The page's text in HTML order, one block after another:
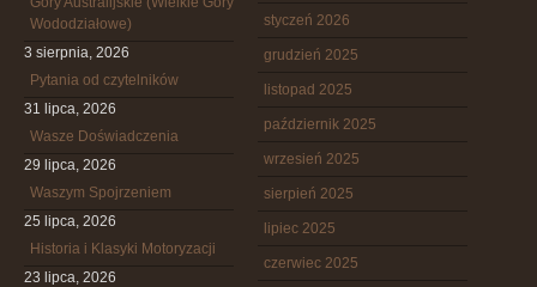
Wododziałowe)
3 sierpnia, 2026
Pytania od czytelników
31 lipca, 2026
Wasze Doświadczenia
29 lipca, 2026
Waszym Spojrzeniem
25 lipca, 2026
Historia i Klasyki Motoryzacji
23 lipca, 2026
styczeń 2026
grudzień 2025
listopad 2025
październik 2025
wrzesień 2025
sierpień 2025
lipiec 2025
czerwiec 2025